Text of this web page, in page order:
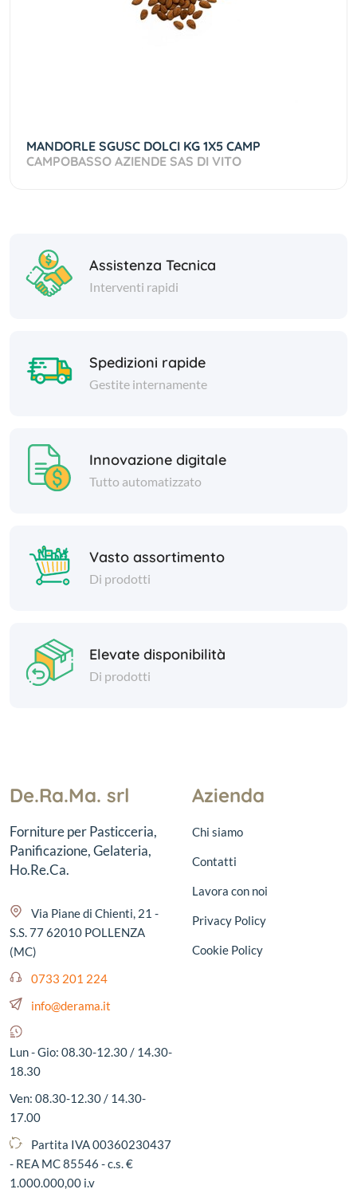
MANDORLE SGUSC DOLCI KG 1X5 CAMP
CAMPOBASSO AZIENDE SAS DI VITO
Assistenza Tecnica
Interventi rapidi
Spedizioni rapide
Gestite internamente
Innovazione digitale
Tutto automatizzato
Vasto assortimento
Di prodotti
Elevate disponibilità
Di prodotti
De.Ra.Ma. srl
Forniture per Pasticceria,
Panificazione, Gelateria,
Ho.Re.Ca.
Via Piane di Chienti, 21 -
S.S. 77 62010 POLLENZA
(MC)
0733 201 224
info@derama.it
Lun - Gio: 08.30-12.30 / 14.30-
18.30
Ven: 08.30-12.30 / 14.30-
17.00
Partita IVA 00360230437
- REA MC 85546 - c.s. €
1.000.000,00 i.v
Azienda
Chi siamo
Contatti
Lavora con noi
Privacy Policy
Cookie Policy